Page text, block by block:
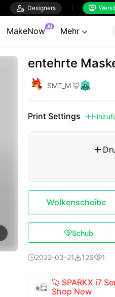
 Designers 
MakeNow AI Mehr 
entehrte
SMT_M 🦊
Print Settings 

Wolkenscheibe
Schub
2022-03-211261
🚀 SPARKX i7
Shop Now